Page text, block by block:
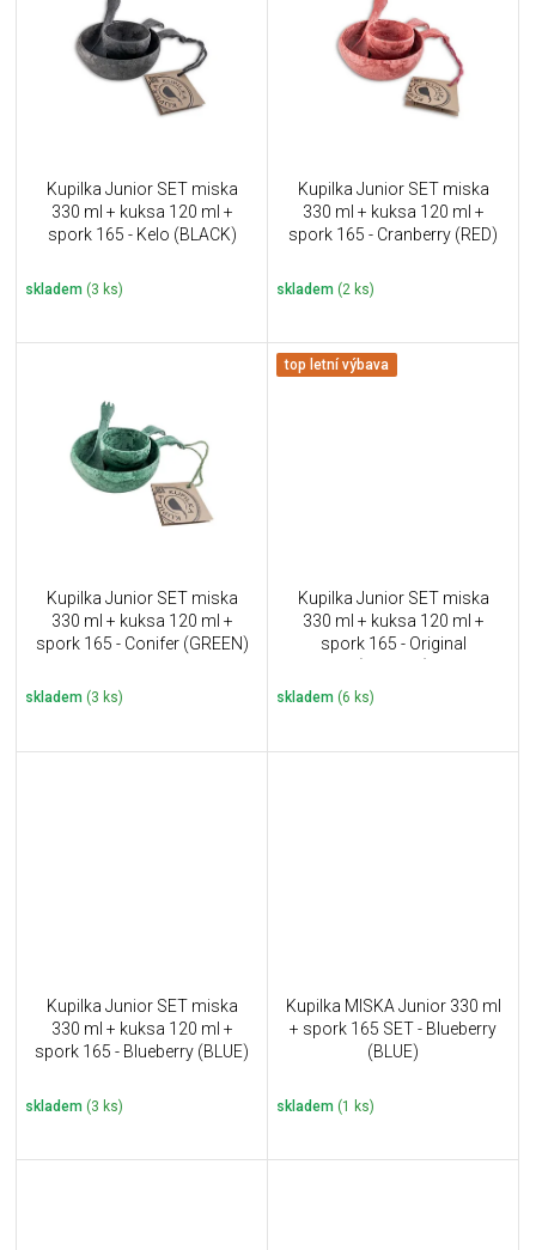
Kupilka Junior SET miska
330 ml + kuksa 120 ml +
spork 165 - Kelo (BLACK)
skladem (3 ks)
Kupilka Junior SET miska
330 ml + kuksa 120 ml +
spork 165 - Cranberry (RED)
skladem (2 ks)
Kupilka Junior SET miska
330 ml + kuksa 120 ml +
spork 165 - Conifer (GREEN)
skladem (3 ks)
top letní výbava
Kupilka Junior SET miska
330 ml + kuksa 120 ml +
spork 165 - Original
skladem (6 ks)
Kupilka Junior SET miska
330 ml + kuksa 120 ml +
spork 165 - Blueberry (BLUE)
skladem (3 ks)
Kupilka MISKA Junior 330 ml
+ spork 165 SET - Blueberry
(BLUE)
skladem (1 ks)